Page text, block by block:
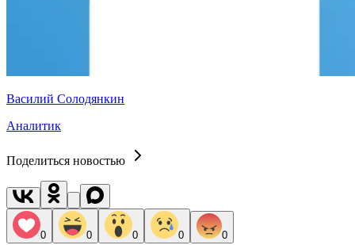
Василий Солодянкин
Аналитик
Поделиться новостью
0 0 0 0 0